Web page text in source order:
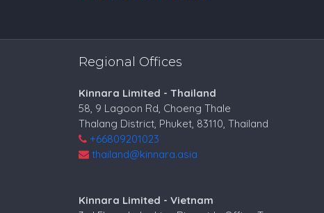
Regional Offices
Kinnara Limited - Thailand
58, 9 Lagoon Rd, Choeng Thale
Thalang District, Phuket, 83110, Thailand
+66809201023
thailand@kinnara.asia
Kinnara Limited - Vietnam